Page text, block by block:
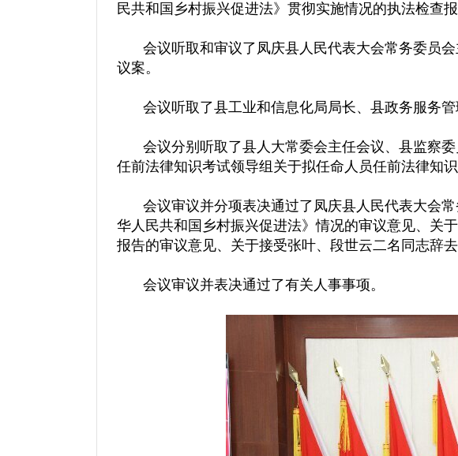
民共和国乡村振兴促进法》贯彻实施情况的执法检查报
会议听取和审议了凤庆县人民代表大会常务委员
议案。
会议听取了县工业和信息化局局长、县政务服务
会议分别听取了县人大常委会主任会议、县监察
任前法律知识考试领导组关于拟任命人员任前法律知识
会议审议并分项表决通过了凤庆县人民代表大会
华人民共和国乡村振兴促进法》情况的审议意见、关
报告的审议意见、关于接受张叶、段世云二名同志辞
会议审议并表决通过了有关人事事项。